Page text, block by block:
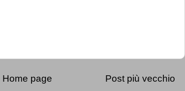
Post più vecchio
Home page